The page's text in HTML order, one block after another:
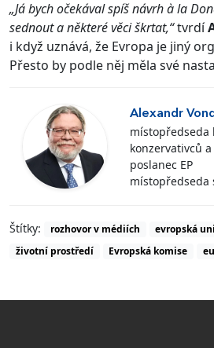
„Já bych očekával spíš návrh à la
sednout a některé věci škrtat,“tvrdí
i když uznává, že Evropa je jiný
Přesto by podle něj měla své
Alexandr
místopředseda
konzervativců
poslanec EP
místopředseda
Štítky: rozhovor v médiích evropská
životní prostředí
Evropská komise